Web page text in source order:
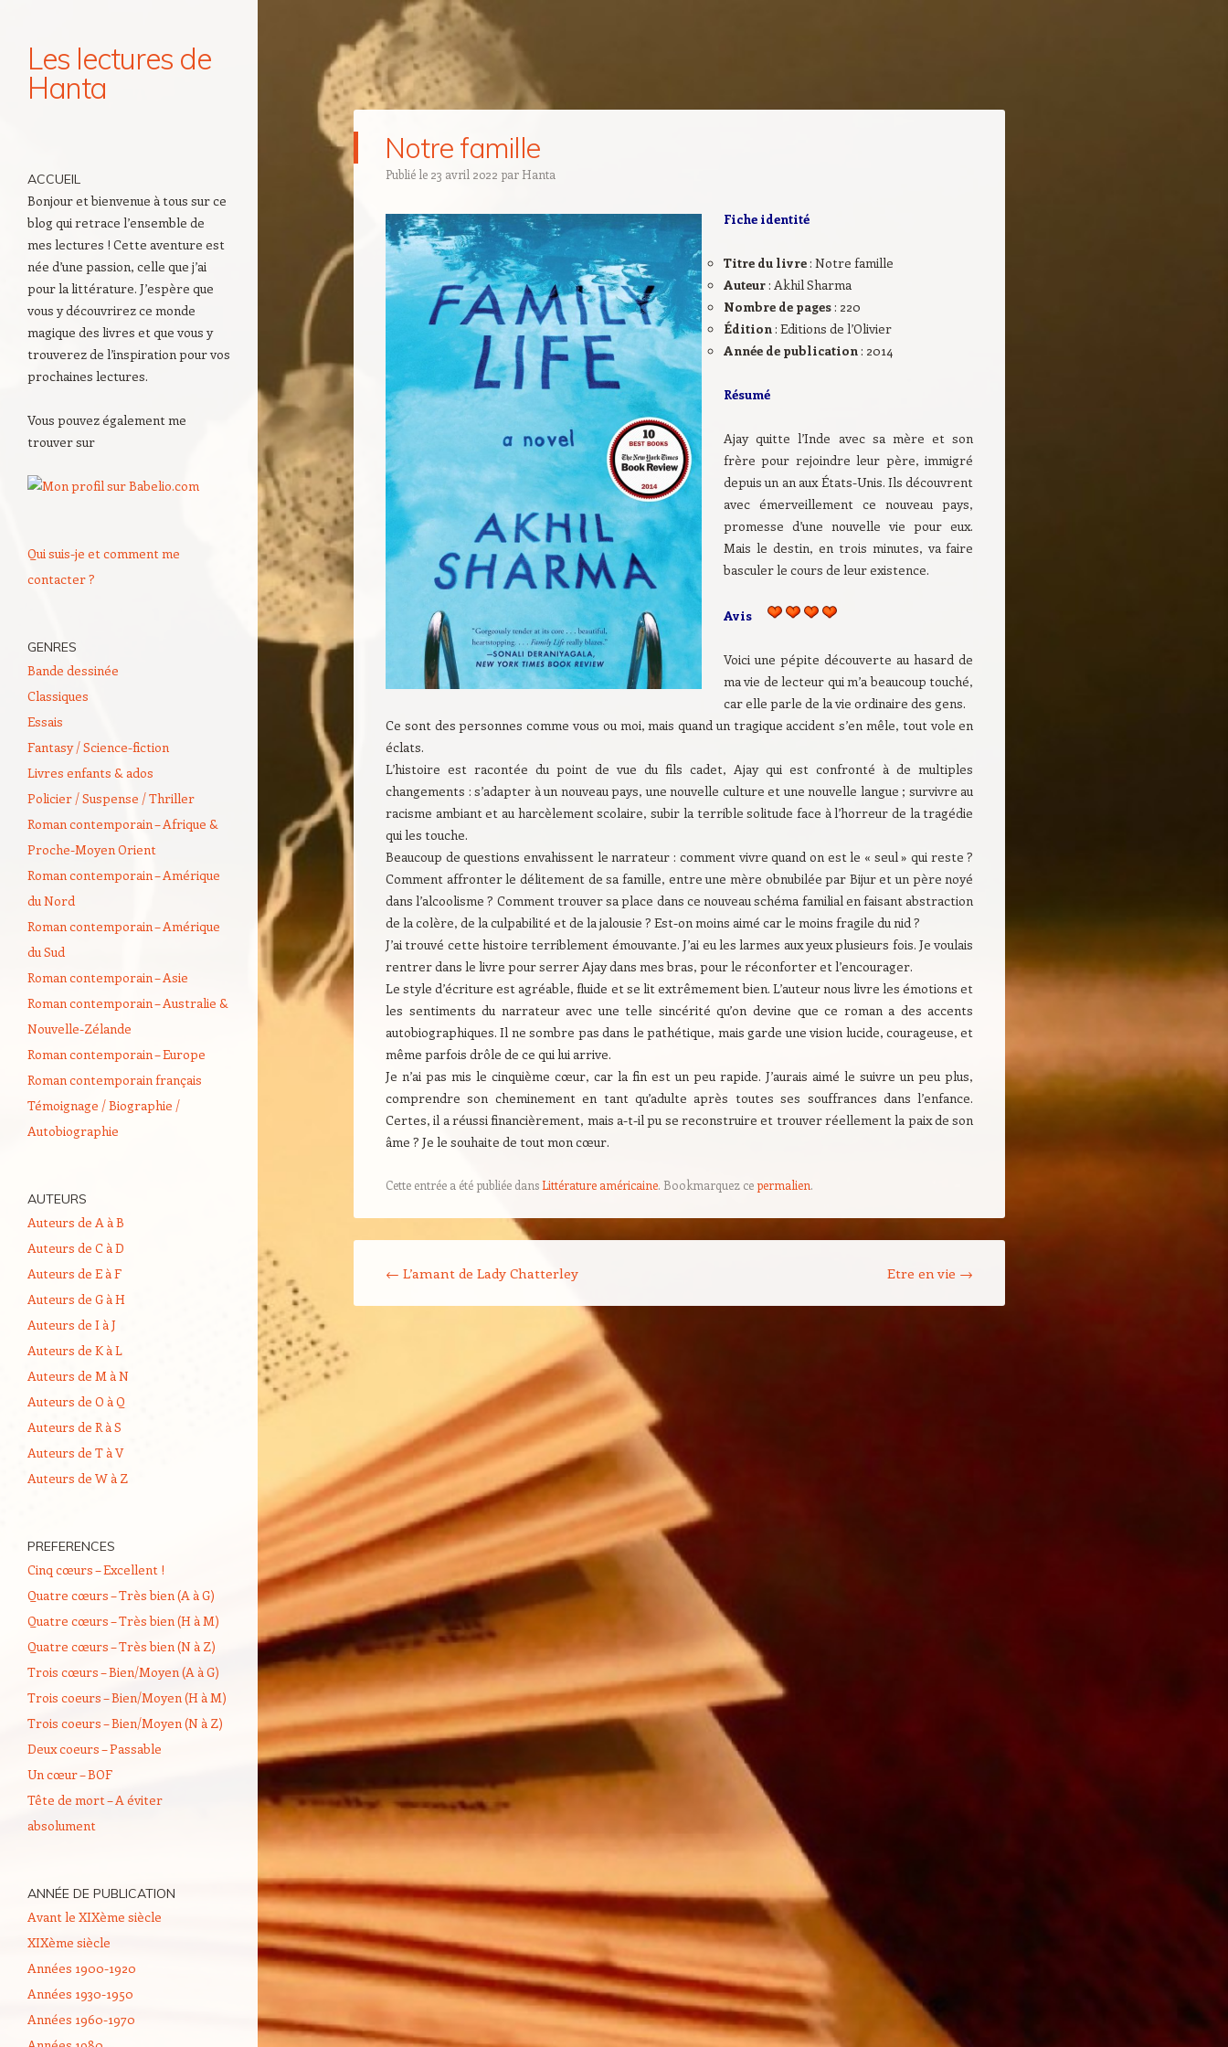
Les lectures de
Hanta
Notre famille
Publié le 23 avril 2022 par Hanta
Fiche identité
Titre du livre: Notre famille
Auteur: Akhil Sharma
Nombre de pages: 220
Édition: Editions de l’Olivier
Année de publication: 2014
Résumé
Ajay quitte l’Inde avec sa mère et son
frère pour rejoindre leur père, immigré
depuis un an aux États-Unis. Ils découvrent
avec émerveillement ce nouveau pays,
promesse d’une nouvelle vie pour eux.
Mais le destin, en trois minutes, va faire
basculer le cours de leur existence.
Avis
Voici une pépite découverte au hasard de
ma vie de lecteur qui m’a beaucoup touché,
car elle parle de la vie ordinaire des gens.
Ce sont des personnes comme vous ou moi, mais quand un tragique accident s’en mêle, tout vole en
éclats.
L’histoire est racontée du point de vue du fils cadet, Ajay qui est confronté à de multiples
changements : s’adapter à un nouveau pays, une nouvelle culture et une nouvelle langue ; survivre au
racisme ambiant et au harcèlement scolaire, subir la terrible solitude face à l’horreur de la tragédie
qui les touche.
Beaucoup de questions envahissent le narrateur : comment vivre quand on est le « seul » qui reste ?
Comment affronter le délitement de sa famille, entre une mère obnubilée par Bijur et un père noyé
dans l’alcoolisme ? Comment trouver sa place dans ce nouveau schéma familial en faisant abstraction
de la colère, de la culpabilité et de la jalousie ? Est-on moins aimé car le moins fragile du nid ?
J’ai trouvé cette histoire terriblement émouvante. J’ai eu les larmes aux yeux plusieurs fois. Je voulais
rentrer dans le livre pour serrer Ajay dans mes bras, pour le réconforter et l’encourager.
Le style d’écriture est agréable, fluide et se lit extrêmement bien. L’auteur nous livre les émotions et
les sentiments du narrateur avec une telle sincérité qu’on devine que ce roman a des accents
autobiographiques. Il ne sombre pas dans le pathétique, mais garde une vision lucide, courageuse, et
même parfois drôle de ce qui lui arrive.
Je n’ai pas mis le cinquième cœur, car la fin est un peu rapide. J’aurais aimé le suivre un peu plus,
comprendre son cheminement en tant qu’adulte après toutes ses souffrances dans l’enfance.
Certes, il a réussi financièrement, mais a-t-il pu se reconstruire et trouver réellement la paix de son
âme ? Je le souhaite de tout mon cœur.
Cette entrée a été publiée dansLittérature américaine. Bookmarquez cepermalien.
← L’amant de Lady Chatterley Etre en vie →
ACCUEIL
Bonjour et bienvenue à tous sur ce
blog qui retrace l’ensemble de
mes lectures ! Cette aventure est
née d’une passion, celle que j’ai
pour la littérature. J’espère que
vous y découvrirez ce monde
magique des livres et que vous y
trouverez de l’inspiration pour vos
prochaines lectures.
Vous pouvez également me
trouver sur
Qui suis-je et comment me
contacter ?
GENRES
Bande dessinée
Classiques
Essais
Fantasy / Science-fiction
Livres enfants & ados
Policier / Suspense / Thriller
Roman contemporain – Afrique &
Proche-Moyen Orient
Roman contemporain – Amérique
du Nord
Roman contemporain – Amérique
du Sud
Roman contemporain – Asie
Roman contemporain – Australie &
Nouvelle-Zélande
Roman contemporain – Europe
Roman contemporain français
Témoignage / Biographie /
Autobiographie
AUTEURS
Auteurs de A à B
Auteurs de C à D
Auteurs de E à F
Auteurs de G à H
Auteurs de I à J
Auteurs de K à L
Auteurs de M à N
Auteurs de O à Q
Auteurs de R à S
Auteurs de T à V
Auteurs de W à Z
PREFERENCES
Cinq cœurs – Excellent !
Quatre cœurs – Très bien (A à G)
Quatre cœurs – Très bien (H à M)
Quatre cœurs – Très bien (N à Z)
Trois cœurs – Bien/Moyen (A à G)
Trois coeurs – Bien/Moyen (H à M)
Trois coeurs – Bien/Moyen (N à Z)
Deux coeurs – Passable
Un cœur – BOF
Tête de mort – A éviter
absolument
ANNÉE DE PUBLICATION
Avant le XIXème siècle
XIXème siècle
Années 1900-1920
Années 1930-1950
Années 1960-1970